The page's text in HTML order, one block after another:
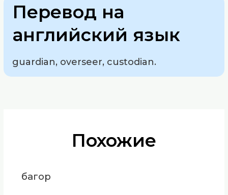
Перевод на
английский язык
guardian, overseer, custodian.
Похожие
багор